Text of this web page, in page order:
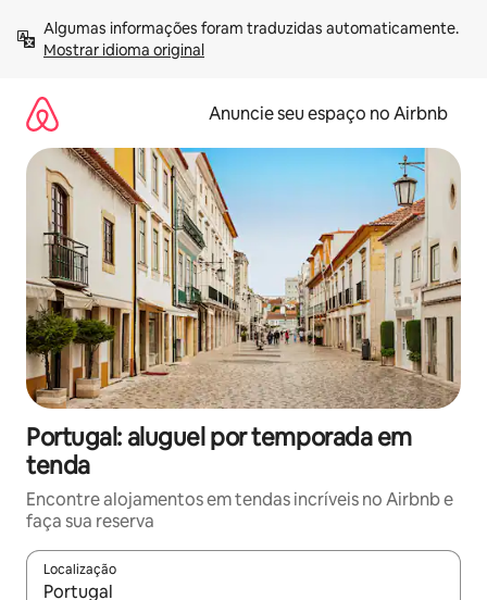
para
Mostrar idioma original
Anuncie seu espaço no Airbnb
Portugal: aluguel por temporada em
tenda
Encontre alojamentos em tendas incríveis no Airbnb e
faça sua reserva
Localização
Quando os resultados estiverem disponíveis, explore-os